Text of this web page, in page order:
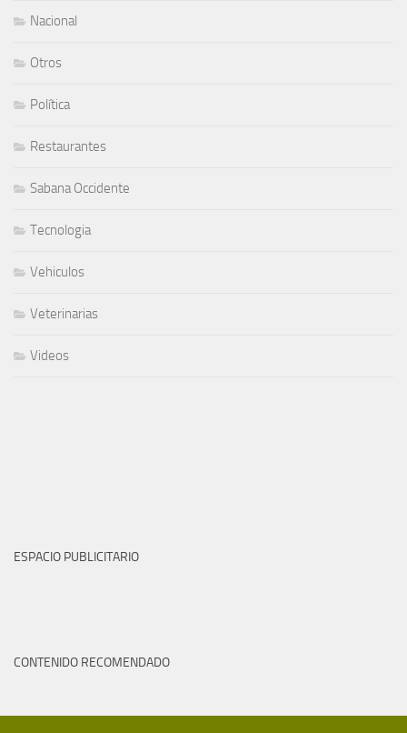
Nacional
Otros
Política
Restaurantes
Sabana Occidente
Tecnologia
Vehiculos
Veterinarias
Videos
ESPACIO PUBLICITARIO
CONTENIDO RECOMENDADO